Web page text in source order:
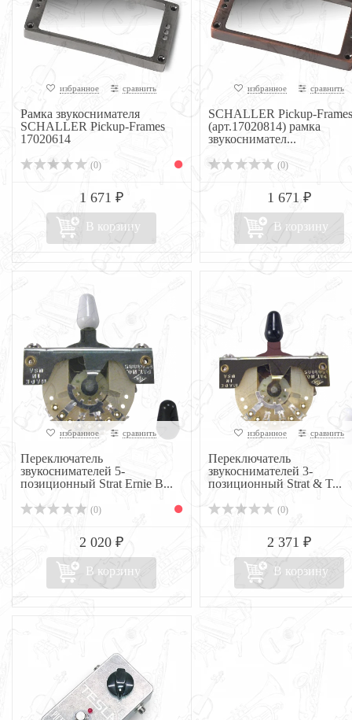
избранное сравнить
Рамка звукоснимателя
SCHALLER Pickup-Frames
17020614
(0)
1 671 ₽
В корзину
избранное сравнить
SCHALLER Pickup-Frames
(арт.17020814) рамка
звукоснимател...
(0)
1 671 ₽
В корзину
избранное сравнить
Переключатель
звукоснимателей 5-
позиционный Strat Ernie B...
(0)
2 020 ₽
В корзину
избранное сравнить
Переключатель
звукоснимателей 3-
позиционный Strat & T...
(0)
2 371 ₽
В корзину